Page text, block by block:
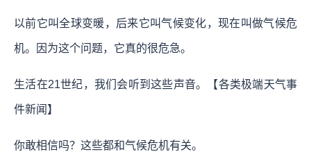
以前它叫全球变暖，后来它叫气候变化，现在叫做气候危
机。因为这个问题，它真的很危急。
生活在21世纪，我们会听到这些声音。【各类极端天气事
件新闻】
你敢相信吗？这些都和气候危机有关。